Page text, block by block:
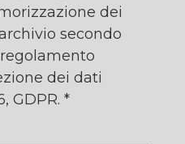
dei
secondo
dei dati
GDPR. *